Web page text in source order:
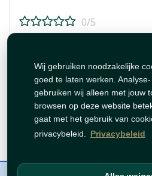
Wij gebruiken noodzakelijke
goed te laten werken.
gebruiken wij alleen met jouw
browsen op deze website
gaat met het gebruik van
privacybeleid. Privacybeleid
0/5
Beoordeling plaatsen
Over ons